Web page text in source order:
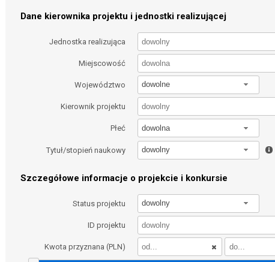
Dane kierownika projektu i jednostki realizującej
Jednostka realizująca
Miejscowość
Województwo dowolne
Kierownik projektu
Płeć dowolna
Tytuł/stopień naukowy dowolny
Szczegółowe informacje o projekcie i konkursie
Status projektu dowolny
ID projektu
Kwota przyznana (PLN)